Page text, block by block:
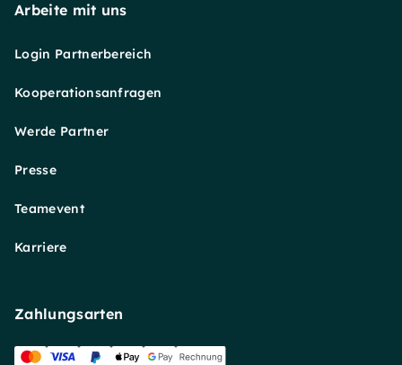
Arbeite mit uns
Login Partnerbereich
Kooperationsanfragen
Werde Partner
Presse
Teamevent
Karriere
Zahlungsarten